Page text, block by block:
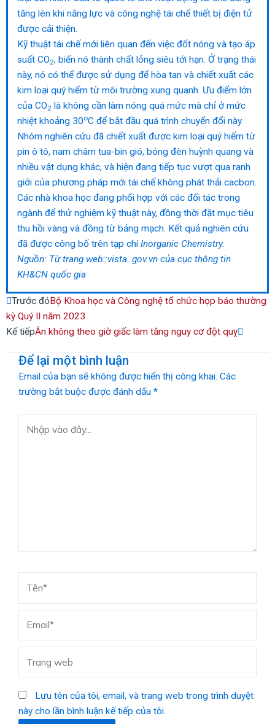
tăng lên khi năng lực và công nghệ tái chế thiết bị điện tử
được cải thiện.
Kỹ thuật tái chế mới liên quan đến việc đốt nóng và tạo áp
suất CO2, biến nó thành chất lỏng siêu tới hạn. Ở trạng thái
này, nó có thể được sử dụng để hòa tan và chiết xuất các
kim loại quý hiếm từ môi trường xung quanh. Ưu điểm lớn
của CO­2 là không cần làm nóng quá mức mà chỉ ở mức
nhiệt khoảng 30oC để bắt đầu quá trình chuyển đổi này.
Nhóm nghiên cứu đã chiết xuất được kim loại quý hiếm từ
pin ô tô, nam châm tua-bin gió, bóng đèn huỳnh quang và
nhiều vật dụng khác, và hiện đang tiếp tục vượt qua ranh
giới của phương pháp mới tái chế không phát thải cacbon.
Các nhà khoa học đang phối hợp với các đối tác trong
ngành để thử nghiệm kỹ thuật này, đồng thời đặt mục tiêu
thu hồi vàng và đồng từ bảng mạch. Kết quả nghiên cứu
đã được công bố trên tạp chíInorganic Chemistry.
Nguồn: Từ trang web::vista .gov.vn của cục thông tin
KH&CN quốc gia
Prev
Trước đóBộ Khoa học và Công nghệ tổ chức họp báo thường
kỳ Quý II năm 2023
Kế tiếpĂn không theo giờ giấc làm tăng nguy cơ đột quỵ
Next
Để lại một bình luận
Email của bạn sẽ không được hiển thị công khai. Các
trường bắt buộc được đánh dấu *
vào
web
Lưu tên của tôi, email, và trang web trong trình duyệt
này cho lần bình luận kế tiếp của tôi.